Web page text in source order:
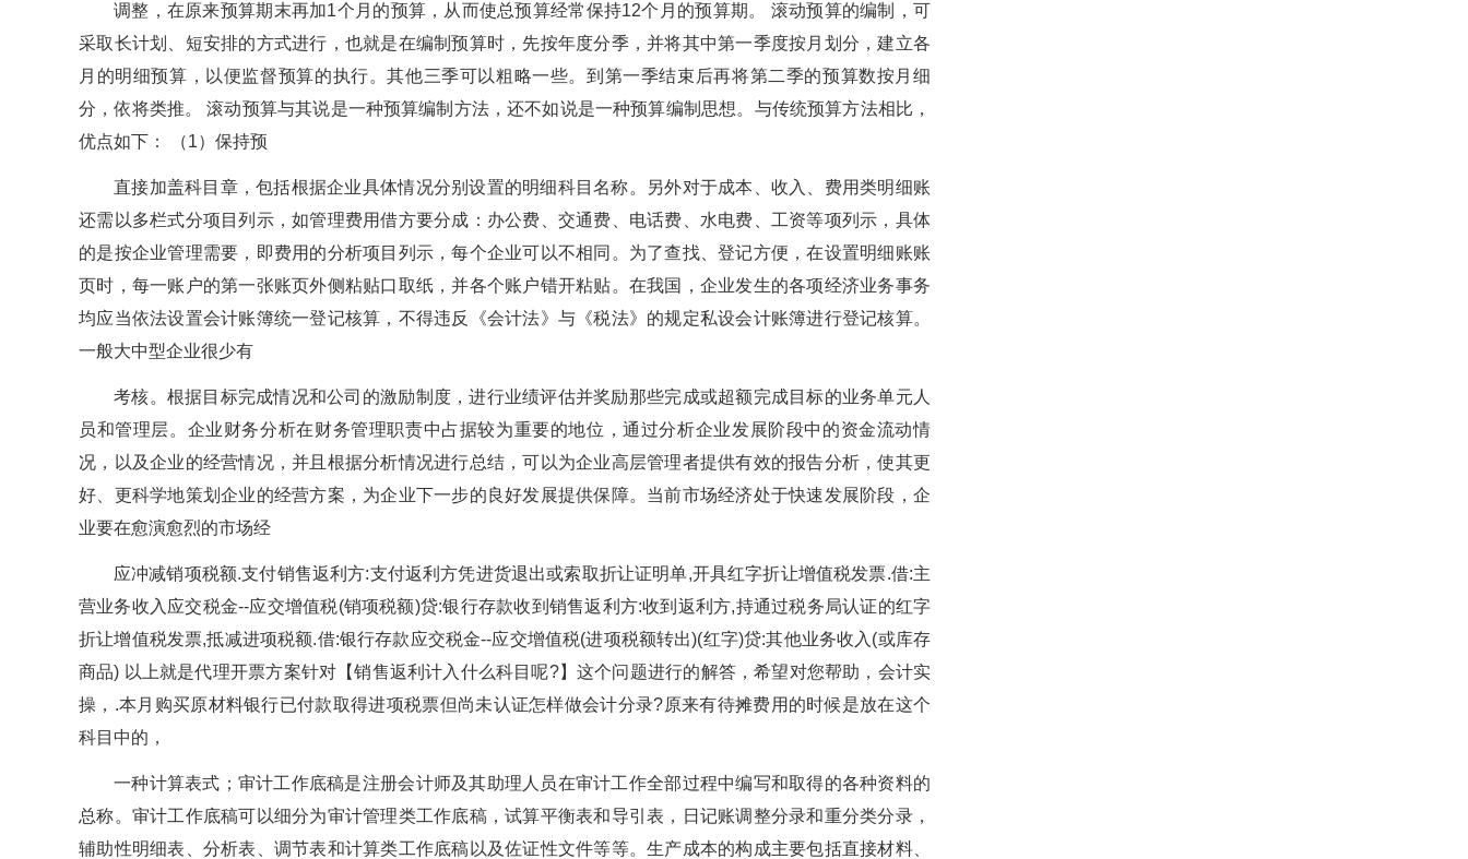
调整，在原来预算期末再加1个月的预算，从而使总预算经常保持12个月的预算期。 滚动预算的编制，可
采取长计划、短安排的方式进行，也就是在编制预算时，先按年度分季，并将其中第一季度按月划分，建立各
月的明细预算，以便监督预算的执行。其他三季可以粗略一些。到第一季结束后再将第二季的预算数按月细
分，依将类推。 滚动预算与其说是一种预算编制方法，还不如说是一种预算编制思想。与传统预算方法相比，
优点如下： （1）保持预
直接加盖科目章，包括根据企业具体情况分别设置的明细科目名称。另外对于成本、收入、费用类明细账
还需以多栏式分项目列示，如管理费用借方要分成：办公费、交通费、电话费、水电费、工资等项列示，具体
的是按企业管理需要，即费用的分析项目列示，每个企业可以不相同。为了查找、登记方便，在设置明细账账
页时，每一账户的第一张账页外侧粘贴口取纸，并各个账户错开粘贴。在我国，企业发生的各项经济业务事务
均应当依法设置会计账簿统一登记核算，不得违反《会计法》与《税法》的规定私设会计账簿进行登记核算。
一般大中型企业很少有
考核。根据目标完成情况和公司的激励制度，进行业绩评估并奖励那些完成或超额完成目标的业务单元人
员和管理层。企业财务分析在财务管理职责中占据较为重要的地位，通过分析企业发展阶段中的资金流动情
况，以及企业的经营情况，并且根据分析情况进行总结，可以为企业高层管理者提供有效的报告分析，使其更
好、更科学地策划企业的经营方案，为企业下一步的良好发展提供保障。当前市场经济处于快速发展阶段，企
业要在愈演愈烈的市场经
应冲减销项税额.支付销售返利方:支付返利方凭进货退出或索取折让证明单,开具红字折让增值税发票.借:主
营业务收入应交税金--应交增值税(销项税额)贷:银行存款收到销售返利方:收到返利方,持通过税务局认证的红字
折让增值税发票,抵减进项税额.借:银行存款应交税金--应交增值税(进项税额转出)(红字)贷:其他业务收入(或库存
商品) 以上就是代理开票方案针对【销售返利计入什么科目呢?】这个问题进行的解答，希望对您帮助，会计实
操，.本月购买原材料银行已付款取得进项税票但尚未认证怎样做会计分录?原来有待摊费用的时候是放在这个
科目中的，
一种计算表式；审计工作底稿是注册会计师及其助理人员在审计工作全部过程中编写和取得的各种资料的
总称。审计工作底稿可以细分为审计管理类工作底稿，试算平衡表和导引表，日记账调整分录和重分类分录，
辅助性明细表、分析表、调节表和计算类工作底稿以及佐证性文件等等。生产成本的构成主要包括直接材料、